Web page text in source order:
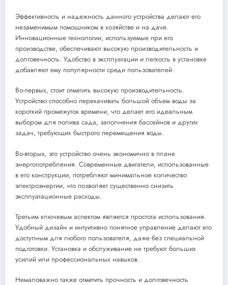
Эффективность и надежность данного устройства делают его
незаменимым помощником в хозяйстве и на даче.
Инновационные технологии, используемые при его
производстве, обеспечивают высокую производительность и
долговечность. Удобство в эксплуатации и легкость в установке
добавляют ему популярности среди пользователей.
Во-первых, стоит отметить высокую производительность.
Устройство способно перекачивать большой объем воды за
короткий промежуток времени, что делает его идеальным
выбором для полива сада, заполнения бассейнов и других
задач, требующих быстрого перемещения воды.
Во-вторых, это устройство очень экономично в плане
энергопотребления. Современные двигатели, использованные
в его конструкции, потребляют минимальное количество
электроэнергии, что позволяет существенно снизить
эксплуатационные расходы.
Третьим ключевым аспектом является простота использования.
Удобный дизайн и интуитивно понятное управление делают его
доступным для любого пользователя, даже без специальной
подготовки. Установка и обслуживание не требуют больших
усилий или профессиональных навыков.
Немаловажно также отметить прочность и долговечность